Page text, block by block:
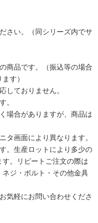
さい。（同シリーズ内でサ
商品です。（振込等の場合
す）
しておりません。
場合がありますが、商品は
画面により異なります。
。生産ロットにより多少の
。リピートご注文の際は
ジ・ボルト・その他金具
気軽にお問い合わせくださ